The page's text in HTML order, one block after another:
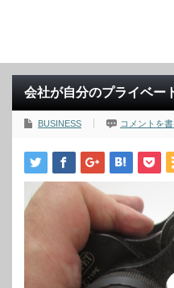
会社が自分のプライベー
BUSINESS コメントを書